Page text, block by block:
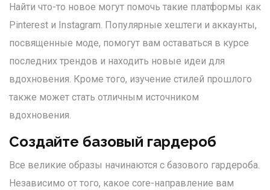
Найти что-то новое могут помочь такие платформы как
Pinterest и Instagram. Популярные хештеги и аккаунты,
посвященные моде, помогут вам оставаться в курсе
последних трендов и находить новые идеи для
вдохновения. Кроме того, изучение стилей прошлого
также может стать отличным источником
вдохновения.
Создайте базовый гардероб
Все великие образы начинаются с базового гардероба.
Независимо от того, какое core-направление вам